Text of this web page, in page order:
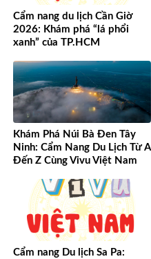
Cẩm nang du lịch Cần Giờ
2026: Khám phá “lá phổi
xanh” của TP.HCM
Khám Phá Núi Bà Đen Tây
Ninh: Cẩm Nang Du Lịch Từ A
Đến Z Cùng Vivu Việt Nam
Cẩm nang Du lịch Sa Pa: